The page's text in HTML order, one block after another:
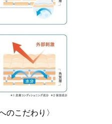
のこだわり〉